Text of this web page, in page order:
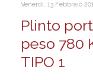
Venerdì, 13 Febbraio
Plinto
peso 780
TIPO 1